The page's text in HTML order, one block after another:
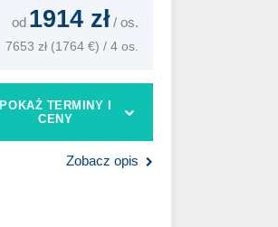
od 1914 zł/ os.
7653 zł (1764 €) / 4 os.
POKAŻ TERMINY I
CENY
Zobacz opis